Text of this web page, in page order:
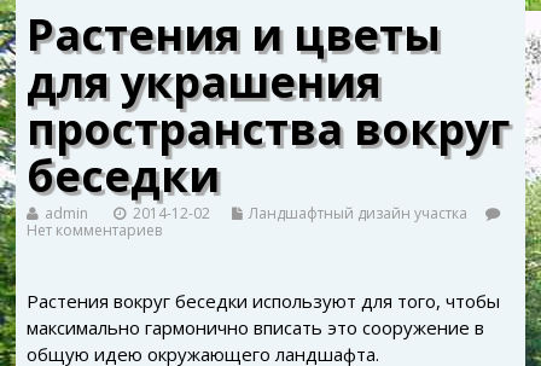
Растения и цветы
для украшения
пространства вокруг
беседки
admin 2014-12-02
Ландшафтный дизайн участка
Нет комментариев
Растения вокруг беседки используют для того, чтобы
максимально гармонично вписать это сооружение в
общую идею окружающего ландшафта.